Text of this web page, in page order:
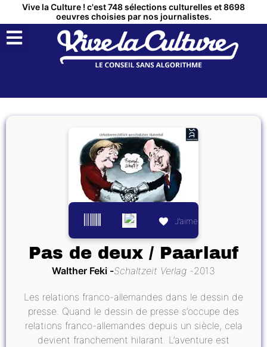
Vive la Culture ! c'est 748 sélections culturelles et 8698
oeuvres choisies par nos journalistes.
J’aime
Pas de deux / Paarlauf
Walther Feki Schaltzeit Verlag 2013
Les relations franco-allemandes dans le dessin de
presse. Quand le dessin de presse s’occupe des
relations franco-allemandes depuis un siècle, cela
devient franchement hilarant. L’aventure est